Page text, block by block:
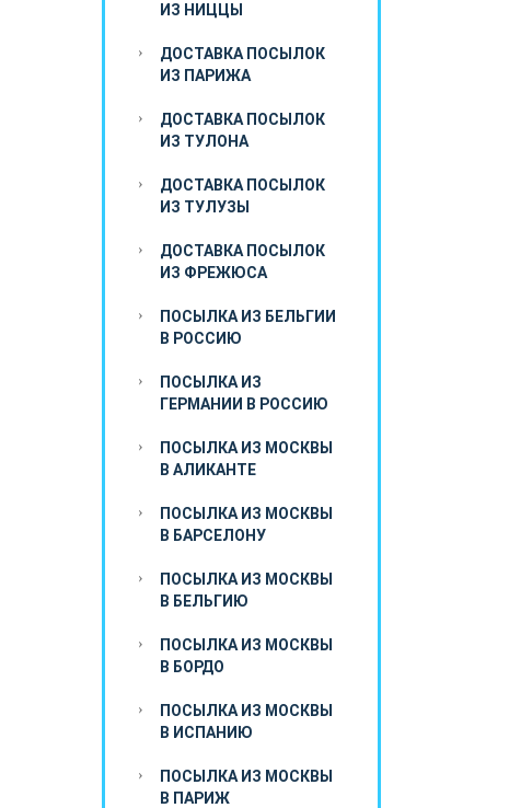
ИЗ НИЦЦЫ
ДОСТАВКА ПОСЫЛОК
ИЗ ПАРИЖА
ДОСТАВКА ПОСЫЛОК
ИЗ ТУЛОНА
ДОСТАВКА ПОСЫЛОК
ИЗ ТУЛУЗЫ
ДОСТАВКА ПОСЫЛОК
ИЗ ФРЕЖЮСА
ПОСЫЛКА ИЗ БЕЛЬГИИ
В РОССИЮ
ПОСЫЛКА ИЗ
ГЕРМАНИИ В РОССИЮ
ПОСЫЛКА ИЗ МОСКВЫ
В АЛИКАНТЕ
ПОСЫЛКА ИЗ МОСКВЫ
В БАРСЕЛОНУ
ПОСЫЛКА ИЗ МОСКВЫ
В БЕЛЬГИЮ
ПОСЫЛКА ИЗ МОСКВЫ
В БОРДО
ПОСЫЛКА ИЗ МОСКВЫ
В ИСПАНИЮ
ПОСЫЛКА ИЗ МОСКВЫ
В ПАРИЖ